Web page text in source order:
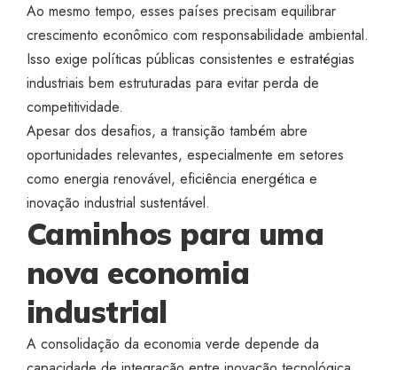
Ao mesmo tempo, esses países precisam equilibrar
crescimento econômico com responsabilidade ambiental.
Isso exige políticas públicas consistentes e estratégias
industriais bem estruturadas para evitar perda de
competitividade.
Apesar dos desafios, a transição também abre
oportunidades relevantes, especialmente em setores
como energia renovável, eficiência energética e
inovação industrial sustentável.
Caminhos para uma
nova economia
industrial
A consolidação da economia verde depende da